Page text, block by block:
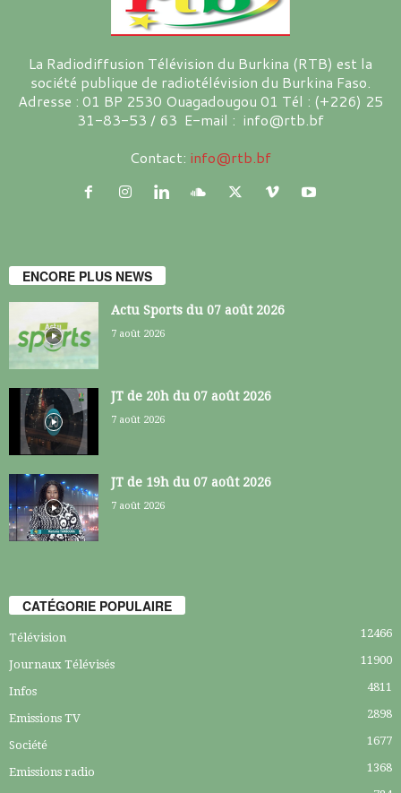
La Radiodiffusion Télévision du Burkina (RTB) est la
société publique de radiotélévision du Burkina Faso.
Adresse : 01 BP 2530 Ouagadougou 01 Tél : (+226) 25
31-83-53 / 63 E-mail : info@rtb.bf
Contact: info@rtb.bf
ENCORE PLUS NEWS
Actu Sports du 07 août 2026
7 août 2026
JT de 20h du 07 août 2026
7 août 2026
JT de 19h du 07 août 2026
7 août 2026
CATÉGORIE POPULAIRE
Télévision 12466
Journaux Télévisés 11900
Infos 4811
Emissions TV 2898
Société 1677
Emissions radio 1368